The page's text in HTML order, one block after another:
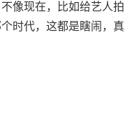
像现在，比如给艺人拍
时代，这都是瞎闹，真